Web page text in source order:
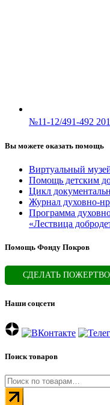
№11-12/491-492
Вы можете оказать помощь
Виртуальный
Помощь детским
Цикл
Журнал духовно-
Программа
«Лествица
Помощь Фонду Покров
СДЕЛАТЬ
Наши соцсети
Поиск товаров
Искать: